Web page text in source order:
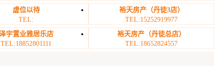
虚位以待
TEL:
裕天房产（丹徒3店）
TEL:15252919977
宇置业雅居乐店
TEL:18852801111
裕天房产（丹徒总店）
TEL:18652824557